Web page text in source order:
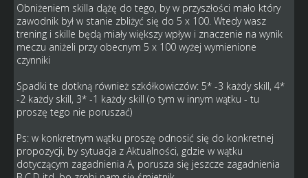
Obniżeniem skilla dążę do tego, by w przyszłości mało który
zawodnik był w stanie zbliżyć się do 5 x 100. Wtedy wasz
trening i skille będą miały większy wpływ i znaczenie na wynik
meczu aniżeli przy obecnym 5 x 100 wyżej wymienione
czynniki
Spadki te dotkną również szkółkowiczów: 5* -3 każdy skill, 4*
-2 każdy skill, 3* -1 każdy skill (o tym w innym wątku - tu
proszę tego nie poruszać)
Ps: w konkretnym wątku proszę odnosić się do konkretnej
propozycji, by sytuacja z Aktualności, gdzie w wątku
dotyczącym zagadnienia A, porusza się jeszcze zagadnienia